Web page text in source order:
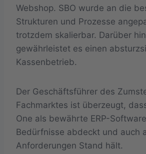
Webshop. SBO wurde an die
Strukturen und Prozesse
trotzdem skalierbar. Darüber
gewährleistet es einen
Kassenbetrieb.
Der Geschäftsführer des
Fachmarktes ist überzeugt,
One als bewährte ERP-
Bedürfnisse abdeckt und auch
Anforderungen Stand hält.